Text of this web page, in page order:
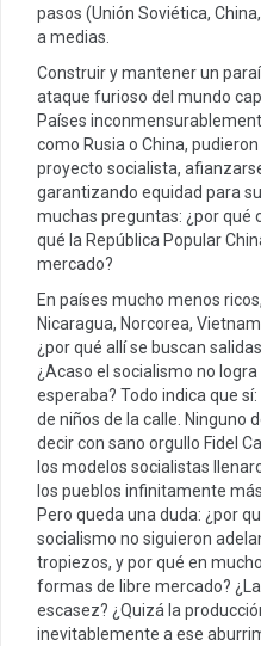
pasos (Unión Soviética,
a medias.
Construir y mantener un
ataque furioso del mundo
Países
como Rusia o China,
proyecto socialista,
garantizando equidad para
muchas preguntas: ¿por qué
qué la República Popular
mercado?
En países mucho menos
Nicaragua, Norcorea,
¿por qué allí se buscan
¿Acaso el socialismo no
esperaba? Todo indica que
de niños de la calle. Ninguno
decir con sano orgullo Fidel
los modelos socialistas
los pueblos infinitamente
Pero queda una duda: ¿por
socialismo no siguieron
tropiezos, y por qué en
formas de libre mercado?
escasez? ¿Quizá la
inevitablemente a ese